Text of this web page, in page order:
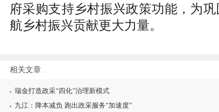
府采购支持乡村振兴政策功能，为
航乡村振兴贡献更大力量。
相关文章
瑞金打造政采“四化”治理新模式
九江：降本减负 跑出政采服务“加速度”